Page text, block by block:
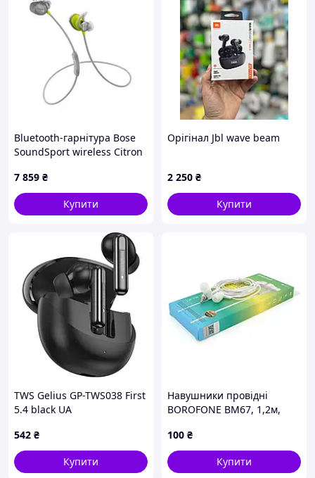
німецька, російська(за
замовчуванням), французька,
японська.
Язык помощника можно сменить в приложении Jabra
Assist для iOS или в приложении Jabra Direct для ПК из
списка доступных
Bluetooth-гарнітура Bose
SoundSport wireless Citron
7 859 ₴
Купити
Орігінал Jbl wave beam
2 250 ₴
Купити
TWS Gelius GP-TWS038 First
5.4 black UA
542 ₴
Купити
Навушники провідні
BOROFONE BM67, 1,2м,
100 ₴
Купити